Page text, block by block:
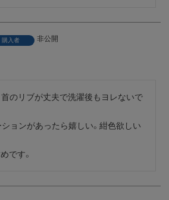
購入者
非公開
のリブが丈夫で洗濯後もヨレないで
ョンがあったら嬉しい。紺色欲しい
です。